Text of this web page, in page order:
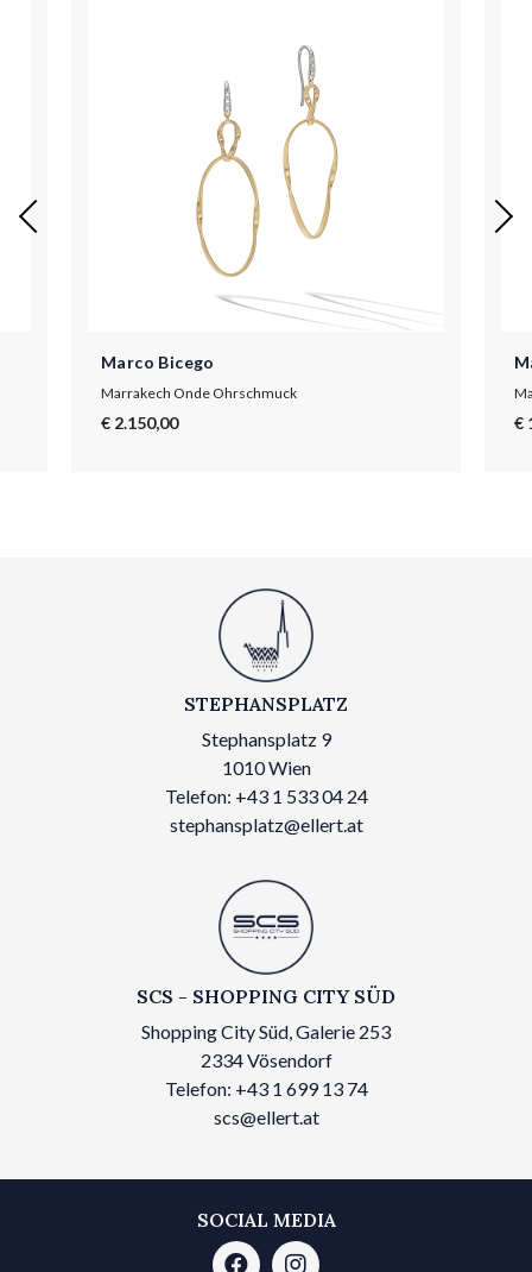
Marco Bicego
Marrakech Onde Ohrschmuck
€ 2.150,00 €
STEPHANSPLATZ
Stephansplatz 9
1010 Wien
Telefon: +43 1 533 04 24
stephansplatz@ellert.at
SCS - SHOPPING CITY SÜD
Shopping City Süd, Galerie 253
2334 Vösendorf
Telefon: +43 1 699 13 74
scs@ellert.at
SOCIAL MEDIA